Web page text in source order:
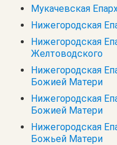
Мукачевская
Нижегородская
Нижегородская
Желтоводского
Нижегородская
Божией Матери
Нижегородская
Божией Матери
Нижегородская
Божьей Матери